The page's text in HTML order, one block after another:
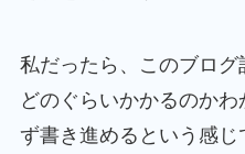
私だったら、このブロ
どのぐらいかかるのか
ず書き進めるという感じ